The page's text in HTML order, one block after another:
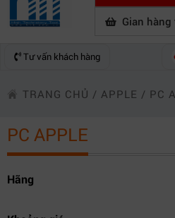
Gian
Tư vấn khách hàng
TRANG CHỦ / APPLE / PC
PC APPLE
Hãng